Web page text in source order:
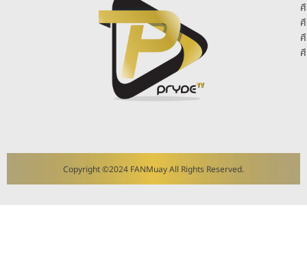
Copyright ©2024 FANMuay All Rights Reserved.